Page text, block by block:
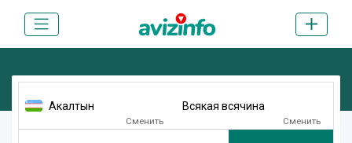
Акалтын
Сменить
Всякая всячина
Сменить